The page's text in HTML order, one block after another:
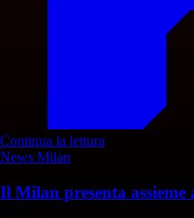
Continua la lettura
News Milan
Il Milan presenta